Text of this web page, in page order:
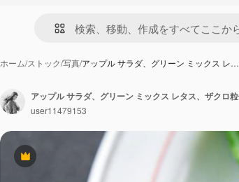
ホーム/ストック/写真/アップル サラダ、グリーン ミックス レ…
Premium
user11479153